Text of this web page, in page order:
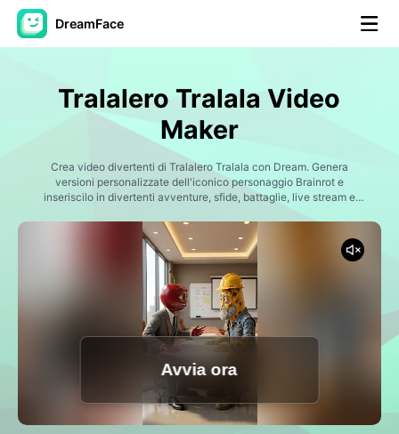
DreamFace
Video di Avatar
Video di AI
Foto ▼
Vedi tutti gli strumenti
Video di Avatar
▼
Tralalero Tralala Video
Maker
Crea video divertenti di Tralalero Tralala con Dream. Genera
versioni personalizzate dell'iconico personaggio Brainrot e
inseriscilo in divertenti avventure, sfide, battaglie, live stream e
Avvia ora